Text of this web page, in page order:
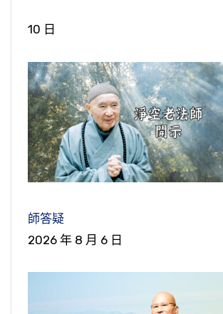
10 日
師答疑
2026 年 8 月 6 日